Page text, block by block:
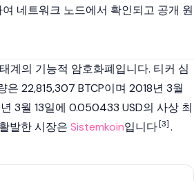
네트워크 노드에서 확인되고 공개 원
계의 기능적 암호화폐입니다. 티커 심
22,815,307 BTCP이며 2018년 3월
3월 13일에 0.050433 USD의 사상 최
발한 시장은 Sistemkoin입니다[3].